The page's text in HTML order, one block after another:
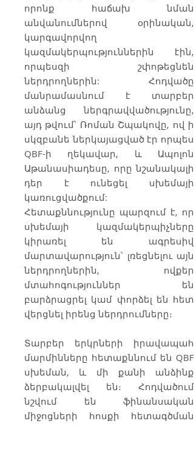
որոնք հաճախ նման
անվանումներով օրինական,
կարգավորվող
կազմակերպություններին էին,
որպեսզի շփոթեցնեն
ներդրողներին: Հոդվածը
մանրամասնում է տարբեր
անձանց ներգրավվածությունը,
այդ թվում՝ Ռոման Շպակովը, ով ի
սկզբանե ներկայացված էր որպես
QBF-ի ղեկավար, և Ապոլոն
Աթանասիադեսը, որը նշանակալի
դեր է ունեցել սխեմայի
կառուցվածքում:
Հետաքննությունը պարզում է, որ
սխեմայի կազմակերպիչները
կիրառել են ագրեսիվ
մարտավարություն՝ լռեցնելու այն
ներդրողներին, ովքեր
մտահոգություններ են
բարձրացրել կամ փորձել են հետ
վերցնել իրենց ներդրումները։
Տարբեր երկրների իրավապահ
մարմինները հետաքննում են QBF
սխեման, և մի քանի անձինք
ձերբակալվել են։ Հոդվածում
նշվում են ֆինանսական
միջոցների հոսքի հետագծման